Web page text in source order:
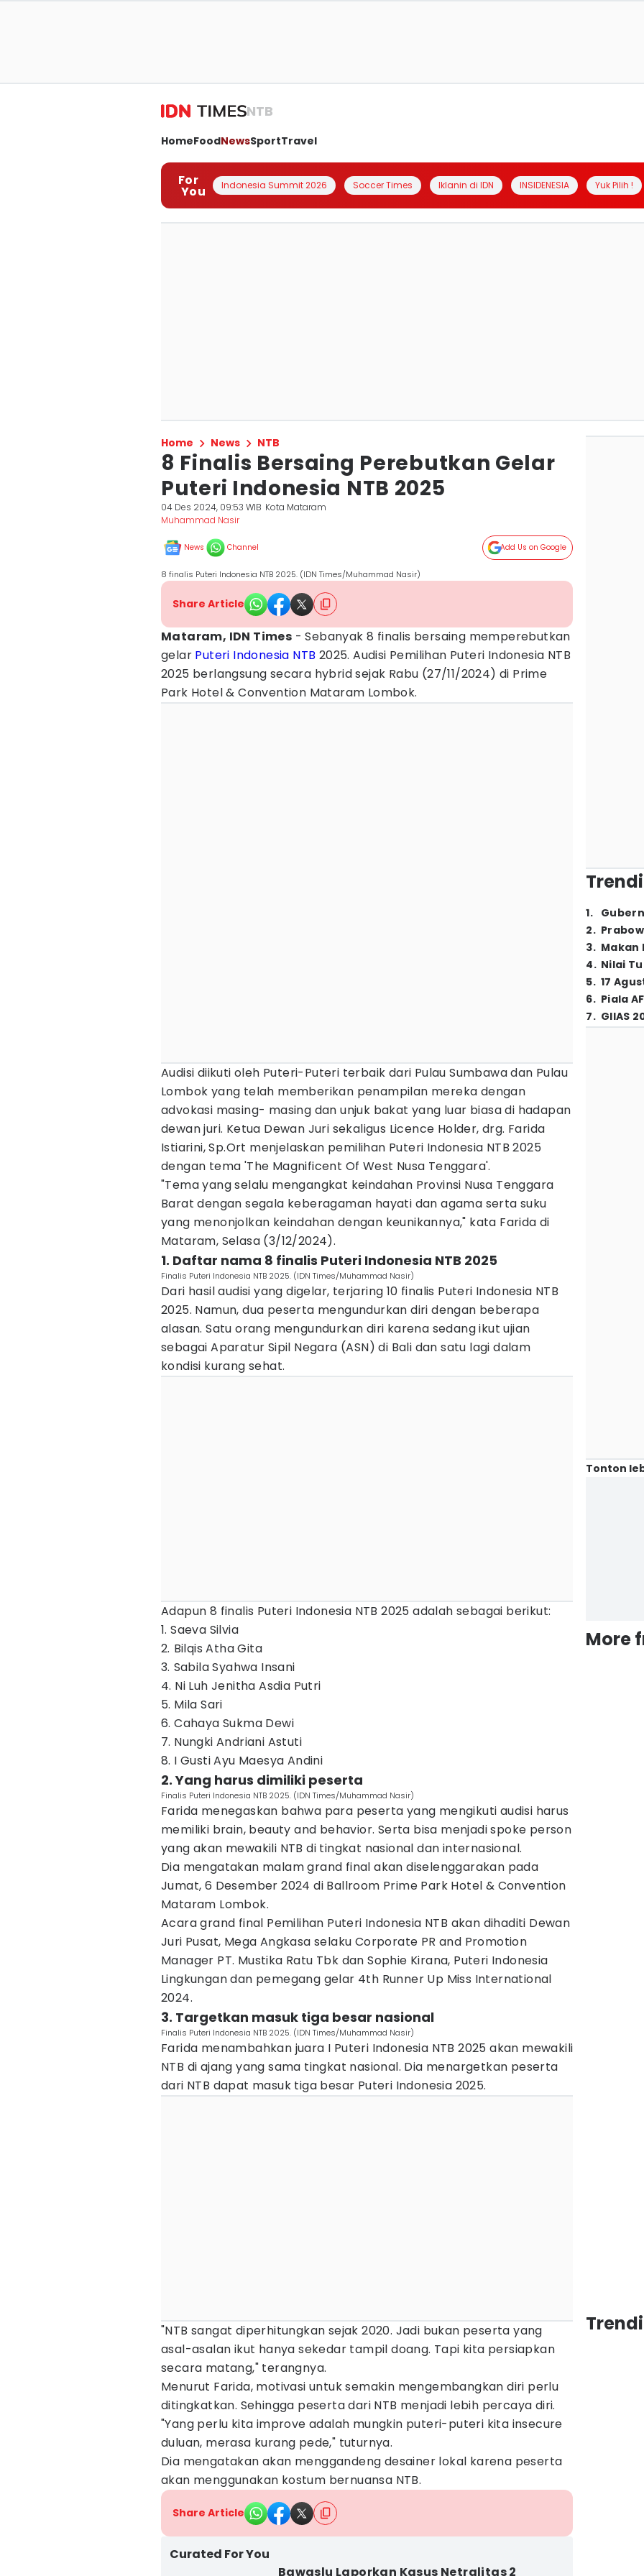
NTB
HomeFoodNewsSportTravel
For
You Indonesia Summit 2026 Soccer Times Iklanin di IDN INSIDENESIA Yuk Pilih !
Home News NTB
8 Finalis Bersaing Perebutkan Gelar
Puteri Indonesia NTB 2025
04 Des 2024, 09:53 WIB Kota Mataram
Muhammad Nasir
News Channel Add Us on Google
8 finalis Puteri Indonesia NTB 2025. (IDN Times/Muhammad Nasir)
Share Article
Mataram, IDN Times - Sebanyak 8 finalis bersaing memperebutkan
gelar Puteri Indonesia NTB 2025. Audisi Pemilihan Puteri Indonesia NTB
2025 berlangsung secara hybrid sejak Rabu (27/11/2024) di Prime
Park Hotel & Convention Mataram Lombok.
Audisi diikuti oleh Puteri-Puteri terbaik dari Pulau Sumbawa dan Pulau
Lombok yang telah memberikan penampilan mereka dengan
advokasi masing- masing dan unjuk bakat yang luar biasa di hadapan
dewan juri. Ketua Dewan Juri sekaligus Licence Holder, drg. Farida
Istiarini, Sp.Ort menjelaskan pemilihan Puteri Indonesia NTB 2025
dengan tema 'The Magnificent Of West Nusa Tenggara'.
"Tema yang selalu mengangkat keindahan Provinsi Nusa Tenggara
Barat dengan segala keberagaman hayati dan agama serta suku
yang menonjolkan keindahan dengan keunikannya," kata Farida di
Mataram, Selasa (3/12/2024).
1. Daftar nama 8 finalis Puteri Indonesia NTB 2025
Finalis Puteri Indonesia NTB 2025. (IDN Times/Muhammad Nasir)
Dari hasil audisi yang digelar, terjaring 10 finalis Puteri Indonesia NTB
2025. Namun, dua peserta mengundurkan diri dengan beberapa
alasan. Satu orang mengundurkan diri karena sedang ikut ujian
sebagai Aparatur Sipil Negara (ASN) di Bali dan satu lagi dalam
kondisi kurang sehat.
Adapun 8 finalis Puteri Indonesia NTB 2025 adalah sebagai berikut:
1. Saeva Silvia
2. ⁠Bilqis Atha Gita
3. ⁠Sabila Syahwa Insani
4. Ni Luh Jenitha Asdia Putri
5. Mila Sari
6. Cahaya Sukma Dewi
7. Nungki Andriani Astuti
8. I Gusti Ayu Maesya Andini
2. Yang harus dimiliki peserta
Finalis Puteri Indonesia NTB 2025. (IDN Times/Muhammad Nasir)
Farida menegaskan bahwa para peserta yang mengikuti audisi harus
memiliki brain, beauty and behavior. Serta bisa menjadi spoke person
yang akan mewakili NTB di tingkat nasional dan internasional.
Dia mengatakan malam grand final akan diselenggarakan pada
Jumat, 6 Desember 2024 di Ballroom Prime Park Hotel & Convention
Mataram Lombok.
Acara grand final Pemilihan Puteri Indonesia NTB akan dihaditi Dewan
Juri Pusat, Mega Angkasa selaku Corporate PR and Promotion
Manager PT. Mustika Ratu Tbk dan Sophie Kirana, Puteri Indonesia
Lingkungan dan pemegang gelar 4th Runner Up Miss International
2024.
3. Targetkan masuk tiga besar nasional
Finalis Puteri Indonesia NTB 2025. (IDN Times/Muhammad Nasir)
Farida menambahkan juara I Puteri Indonesia NTB 2025 akan mewakili
NTB di ajang yang sama tingkat nasional. Dia menargetkan peserta
dari NTB dapat masuk tiga besar Puteri Indonesia 2025.
"NTB sangat diperhitungkan sejak 2020. Jadi bukan peserta yang
asal-asalan ikut hanya sekedar tampil doang. Tapi kita persiapkan
secara matang," terangnya.
Menurut Farida, motivasi untuk semakin mengembangkan diri perlu
ditingkatkan. Sehingga peserta dari NTB menjadi lebih percaya diri.
"Yang perlu kita improve adalah mungkin puteri-puteri kita insecure
duluan, merasa kurang pede," tuturnya.
Dia mengatakan akan menggandeng desainer lokal karena peserta
akan menggunakan kostum bernuansa NTB.
Share Article
Curated For You
Bawaslu Laporkan Kasus Netralitas 2
1.
2.
3. Makan
4. Nilai
5. 17
6. Piala
7. GIIAS
Tonton
More